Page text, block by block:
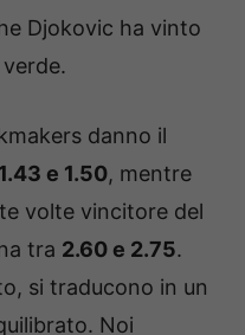
Djokovic ha vinto
danno il
1.43 e 1.50, mentre
volte vincitore del
tra 2.60 e 2.75.
si traducono in un
Noi